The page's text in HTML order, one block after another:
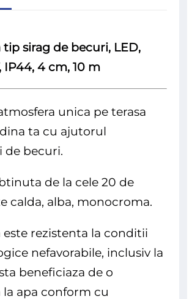
sirag de becuri, LED,
IP44, 4 cm, 10 m
unica pe terasa
ta cu ajutorul
de becuri.
de la cele 20 de
calda, alba, monocroma.
este rezistenta la conditii
nefavorabile, inclusiv la
beneficiaza de o
la apa conform cu